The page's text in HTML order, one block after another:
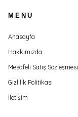
MENU
Anasayfa
Hakkımızda
Mesafeli Satış Sözleşmesi
Gizlilik Politikası
İletişim